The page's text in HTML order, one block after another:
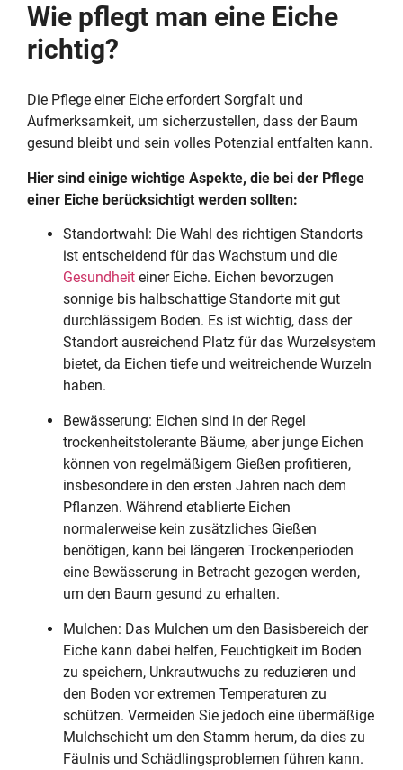
Wie pflegt man eine Eiche
richtig?
Die Pflege einer Eiche erfordert Sorgfalt und
Aufmerksamkeit, um sicherzustellen, dass der Baum
gesund bleibt und sein volles Potenzial entfalten kann.
Hier sind einige wichtige Aspekte, die bei der Pflege
einer Eiche berücksichtigt werden sollten:
Standortwahl: Die Wahl des richtigen Standorts
ist entscheidend für das Wachstum und die
Gesundheit einer Eiche. Eichen bevorzugen
sonnige bis halbschattige Standorte mit gut
durchlässigem Boden. Es ist wichtig, dass der
Standort ausreichend Platz für das Wurzelsystem
bietet, da Eichen tiefe und weitreichende Wurzeln
haben.
Bewässerung: Eichen sind in der Regel
trockenheitstolerante Bäume, aber junge Eichen
können von regelmäßigem Gießen profitieren,
insbesondere in den ersten Jahren nach dem
Pflanzen. Während etablierte Eichen
normalerweise kein zusätzliches Gießen
benötigen, kann bei längeren Trockenperioden
eine Bewässerung in Betracht gezogen werden,
um den Baum gesund zu erhalten.
Mulchen: Das Mulchen um den Basisbereich der
Eiche kann dabei helfen, Feuchtigkeit im Boden
zu speichern, Unkrautwuchs zu reduzieren und
den Boden vor extremen Temperaturen zu
schützen. Vermeiden Sie jedoch eine übermäßige
Mulchschicht um den Stamm herum, da dies zu
Fäulnis und Schädlingsproblemen führen kann.